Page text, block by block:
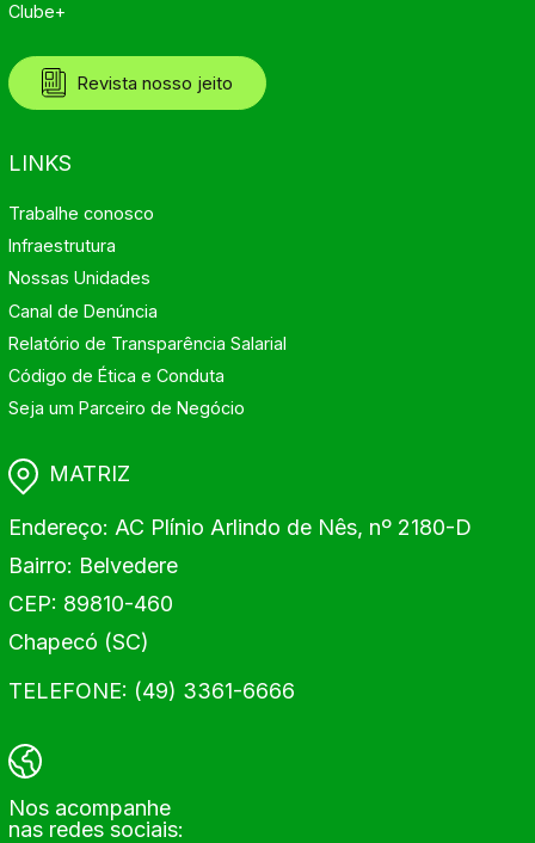
Clube+
Revista nosso jeito
LINKS
Trabalhe conosco
Infraestrutura
Nossas Unidades
Canal de Denúncia
Relatório de Transparência Salarial
Código de Ética e Conduta
Seja um Parceiro de Negócio
MATRIZ
Endereço: AC Plínio Arlindo de Nês, nº 2180-D
Bairro: Belvedere
CEP: 89810-460
Chapecó (SC)
TELEFONE: (49) 3361-6666
Nos acompanhe
nas redes sociais: